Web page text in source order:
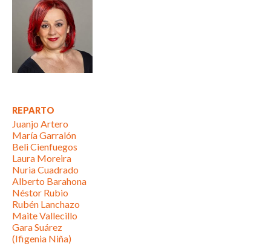
REPARTO
Juanjo Artero
María Garralón
Beli Cienfuegos
Laura Moreira
Nuria Cuadrado
Alberto Barahona
Néstor Rubio
Rubén Lanchazo
Maite Vallecillo
Gara Suárez
(Ifigenia Niña)